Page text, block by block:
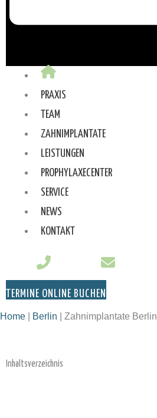
PRAXIS
TEAM
ZAHNIMPLANTATE
LEISTUNGEN
PROPHYLAXECENTER
SERVICE
NEWS
KONTAKT
TERMINE ONLINE BUCHEN
Home | Berlin | Zahnimplantate Berlin
Inhaltsverzeichnis